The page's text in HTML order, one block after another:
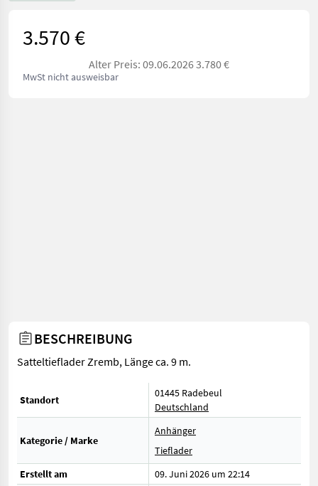
3.570 €
Alter Preis: 09.06.2026 3.780 €
MwSt nicht ausweisbar
BESCHREIBUNG
Satteltieflader Zremb, Länge ca. 9 m.
Standort
01445 Radebeul
Deutschland
Kategorie / Marke
Anhänger
Tieflader
Erstellt am
09. Juni 2026 um 22:14